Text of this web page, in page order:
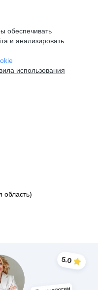
обеспечивать
и анализировать
использования
область)